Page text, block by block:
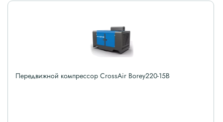
Передвижной компрессор CrossAir Borey220-15B